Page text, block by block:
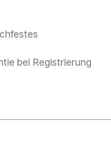
bei Registrierung